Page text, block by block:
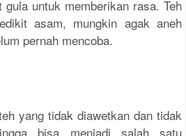
gula untuk memberikan rasa. Teh
asam, mungkin agak aneh
pernah mencoba.
yang tidak diawetkan dan tidak
bisa menjadi salah satu